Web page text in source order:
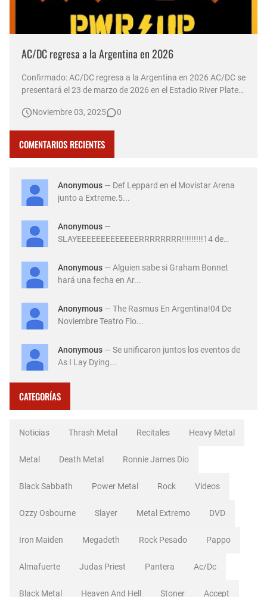
AC/DC regresa a la Argentina en 2026
Confirmado: AC/DC regresa a la Argentina en 2026 AC/DC se
presentará el 23 de marzo de 2026 en el Estadio River Plate
Tour". Las entradas saldrán a la venta el 7 de noviembre a
Noviembre 03, 2025 0
COMENTARIOS RECIENTES
Anonymous — Def Leppard en el Movistar Arena
junto a Extreme.5...
Anonymous —
SLAYEEEEEEEEEEEEERRRRRRRR!!!!!!!!!14 de
Anonymous — Alguien sabe si Graham Bonnet
hará una fecha en Ar...
Anonymous — The Rasmus En Argentina!04 De
Noviembre Teatro Flo...
Anonymous — Se unificaron juntos los eventos de
As I Lay Dying...
CATEGORÍAS
Noticias Thrash Metal Recitales Heavy Metal
Metal Death Metal Ronnie James Dio
Black Sabbath Power Metal Rock Videos
Ozzy Osbourne Slayer Metal Extremo DVD
Iron Maiden Megadeth Rock Pesado Pappo
Almafuerte Judas Priest Pantera Ac/dc
Black Metal Heaven And Hell Stoner Accept